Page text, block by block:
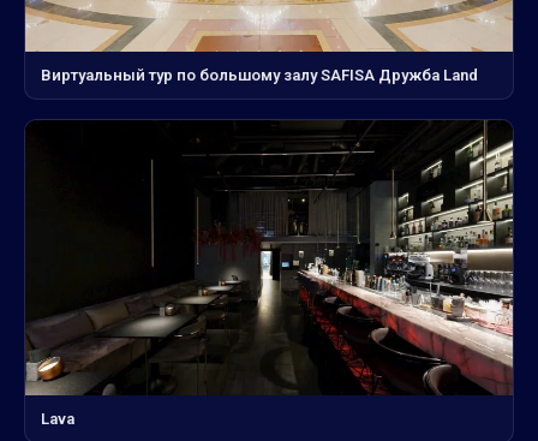
Виртуальный тур по большому залу SAFISA Дружба Land
Lava